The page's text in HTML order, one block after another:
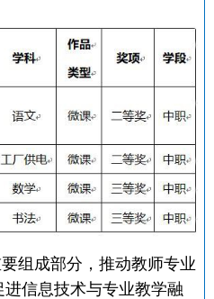
组成部分，推动教师专业
信息技术与专业教学融